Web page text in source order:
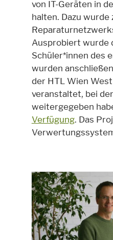
von IT-Geräten in
halten. Dazu
Ausprobiert wurde
Schüler*innen des
wurden
der HTL Wien
veranstaltet, bei
weitergegeben
Verfügung. Das